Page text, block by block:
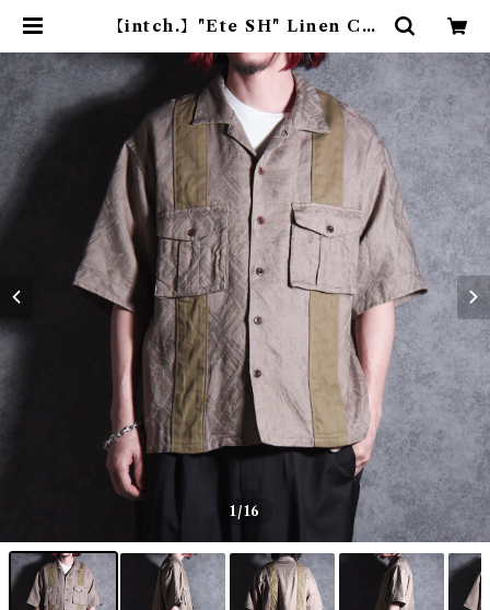
【intch.】"Ete SH" Linen Cot
eige インチ "エテ エスエイチ" リ
ネン コットン ジャガード サファリ
シャツ ベージュ | mark & collar
s (マークアンドカラーズ)
1/16